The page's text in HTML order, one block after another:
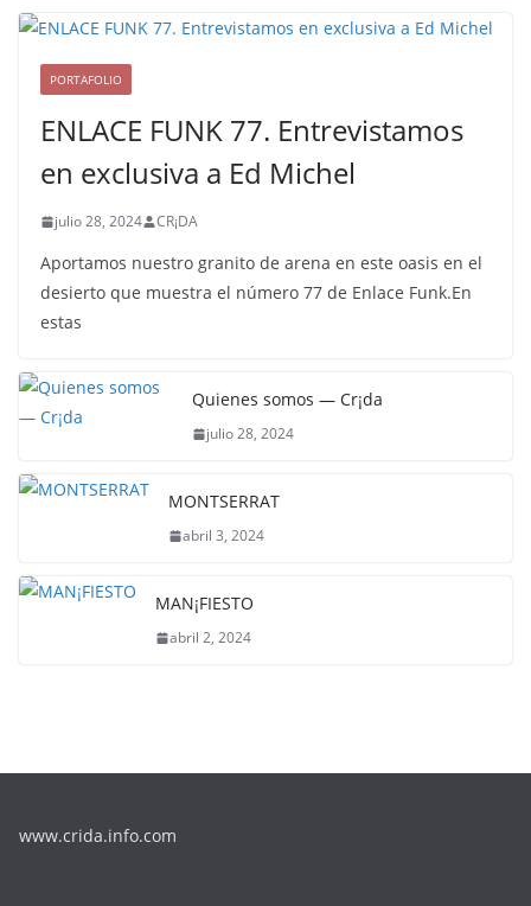
PORTAFOLIO
ENLACE FUNK 77. Entrevistamos
en exclusiva a Ed Michel
julio 28, 2024 CR¡DA
Aportamos nuestro granito de arena en este oasis en el
desierto que muestra el número 77 de Enlace Funk.En
estas
Quienes somos — Cr¡da
julio 28, 2024
MONTSERRAT
abril 3, 2024
MAN¡FIESTO
abril 2, 2024
www.crida.info.com